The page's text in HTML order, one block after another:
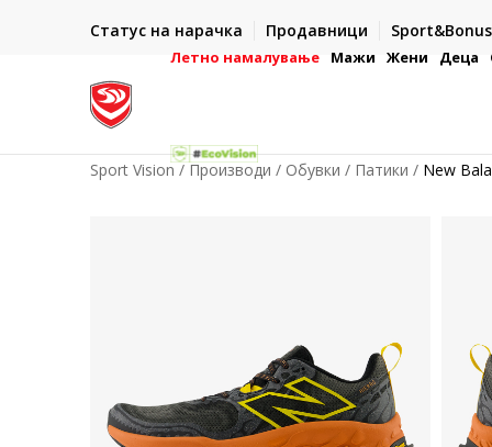
Статус на нарачка Продавници Sport&Bonus
- на сите нарачки во готово или со електронска
Летно намалување Мажи Жени Деца
Sport Vision Производи Обувки Патики New